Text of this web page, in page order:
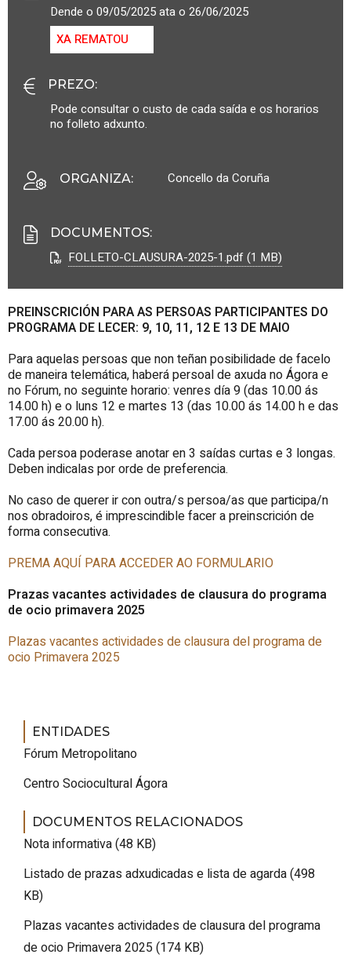
Dende o 09/05/2025 ata o 26/06/2025
XA REMATOU
PREZO:
Pode consultar o custo de cada saída e os horarios
no folleto adxunto.
ORGANIZA: Concello da Coruña
DOCUMENTOS:
FOLLETO-CLAUSURA-2025-1.pdf (1 MB)
PREINSCRICIÓN PARA AS PERSOAS PARTICIPANTES DO
PROGRAMA DE LECER: 9, 10, 11, 12 E 13 DE MAIO
Para aquelas persoas que non teñan posibilidade de facelo
de maneira telemática, haberá persoal de axuda no Ágora e
no Fórum, no seguinte horario: venres día 9 (das 10.00 ás
14.00 h) e o luns 12 e martes 13 (das 10.00 ás 14.00 h e das
17.00 ás 20.00 h).
Cada persoa poderase anotar en 3 saídas curtas e 3 longas.
Deben indicalas por orde de preferencia.
No caso de querer ir con outra/s persoa/as que participa/n
nos obradoiros, é imprescindible facer a preinscrición de
forma consecutiva.
PREMA AQUÍ PARA ACCEDER AO FORMULARIO
Prazas vacantes actividades de clausura do programa
de ocio primavera 2025
Plazas vacantes actividades de clausura del programa de
ocio Primavera 2025
ENTIDADES
Fórum Metropolitano
Centro Sociocultural Ágora
DOCUMENTOS RELACIONADOS
Nota informativa (48 KB)
Listado de prazas adxudicadas e lista de agarda (498
KB)
Plazas vacantes actividades de clausura del programa
de ocio Primavera 2025 (174 KB)